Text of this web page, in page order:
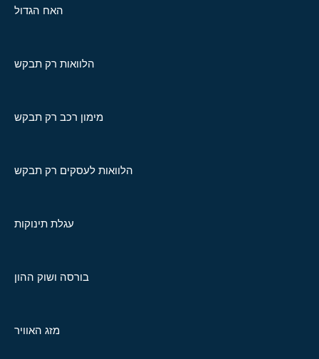
האח הגדול
הלוואות רק תבקש
מימון רכב רק תבקש
הלוואות לעסקים רק תבקש
עגלת תינוקות
בורסה ושוק ההון
מזג האוויר